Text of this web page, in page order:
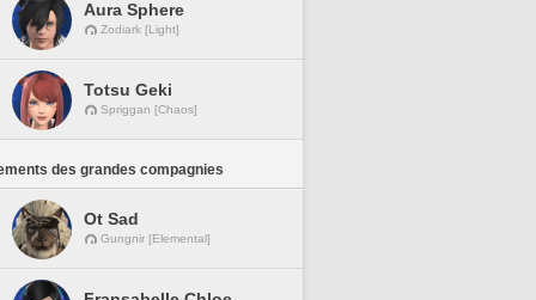
Aura Sphere
Zodiark [Light]
Totsu Geki
Spriggan [Chaos]
des grandes compagnies
Ot Sad
Gungnir [Elemental]